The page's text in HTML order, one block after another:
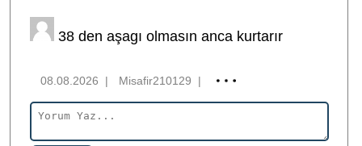
38 den aşagı olmasın anca kurtarır
08.08.2026 | Misafir210129 |